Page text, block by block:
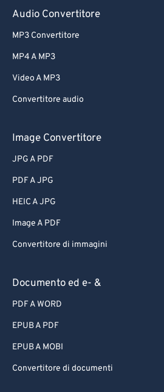
Audio Convertitore
MP3 Convertitore
MP4 A MP3
Video A MP3
Convertitore audio
Image Convertitore
JPG A PDF
PDF A JPG
HEIC A JPG
Image A PDF
Convertitore di immagini
Documento ed e- &
PDF A WORD
EPUB A PDF
EPUB A MOBI
Convertitore di documenti